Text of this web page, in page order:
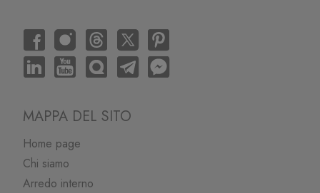
MAPPA DEL SITO
Home page
Chi siamo
Arredo interno